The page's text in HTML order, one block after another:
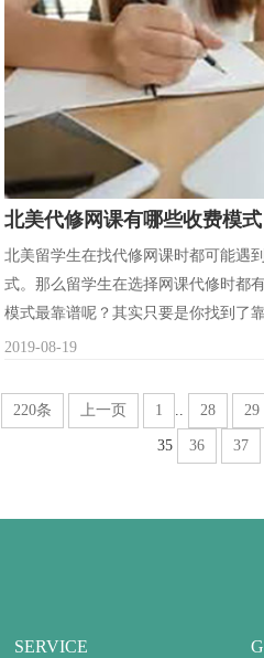
北美代修网课有哪些收费模式
北美留学生在找代修网课时都可能遇
式。那么留学生在选择网课代修时都
模式最靠谱呢？其实只要是你找到了
2019-08-19
220条 上一页 1 .. 28 29
35 36 37
SERVICE